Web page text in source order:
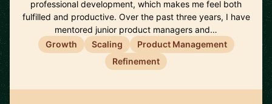
professional development, which makes me feel both
fulfilled and productive. Over the past three years, I have
mentored junior product managers and…
Growth
Scaling
Product Management
Refinement